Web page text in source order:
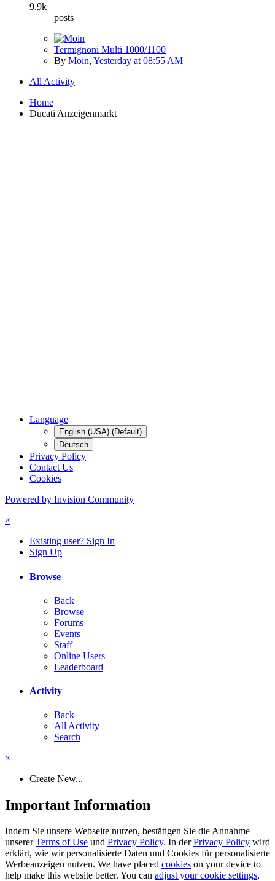
9.9k
posts
Termignoni Multi 1000/1100
By Moin, Yesterday at 08:55 AM
All Activity
Home
Ducati Anzeigenmarkt
Language
English (USA) (Default)
Deutsch
Privacy Policy
Contact Us
Cookies
Powered by Invision Community
×
Existing user? Sign In
Sign Up
Browse
Back
Browse
Forums
Events
Staff
Online Users
Leaderboard
Activity
Back
All Activity
Search
×
Create New...
Important Information
Indem Sie unsere Webseite nutzen, bestätigen Sie die Annahme
unsererTerms of Use und Privacy Policy. In derPrivacy Policy wird
erklärt, wie wir personalisierte Daten und Cookies für personalisierte
Werbeanzeigen nutzen. We have placed cookies on your device to
help make this website better. You can adjust your cookie settings,